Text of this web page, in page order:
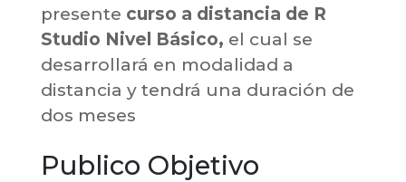
presente curso a distancia de R
Studio Nivel Básico, el cual se
desarrollará en modalidad a
distancia y tendrá una duración de
dos meses
Publico Objetivo